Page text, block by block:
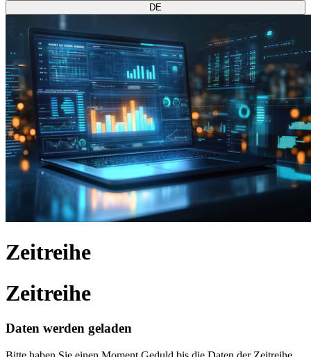
DE
Zeitreihe
Zeitreihe
Daten werden geladen